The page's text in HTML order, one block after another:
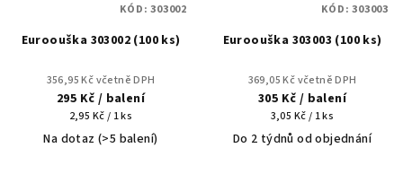
Euroouška 303002 (100 ks)
356,95 Kč včetně DPH
295 Kč / balení
Měrná
cena:
2,95 Kč / 1 ks
Na dotaz(>5 balení)
KÓD:303002
Euroouška 303003 (100 ks)
369,05 Kč včetně DPH
305 Kč / balení
Měrná
cena:
3,05 Kč / 1 ks
Do 2 týdnů od objednání
KÓD:303003